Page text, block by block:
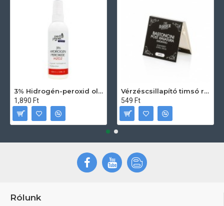
3% Hidrogén-peroxid oldat (sebfertőtlenítő) 100ml
1,890 Ft
Vérzéscsillapító timsó rúd 20db
549 Ft
Rólunk